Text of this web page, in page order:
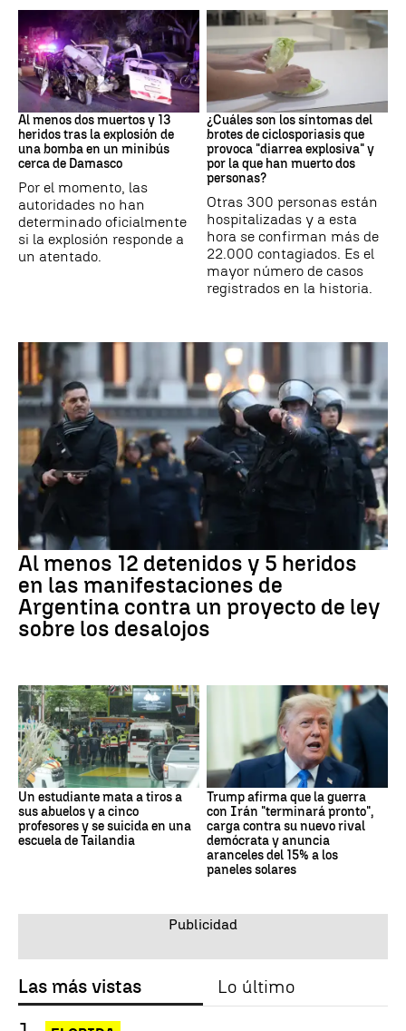
SIRIA
Al menos dos muertos y 13
heridos tras la explosión de
una bomba en un minibús
cerca de Damasco
Por el momento, las
autoridades no han
determinado oficialmente
si la explosión responde a
un atentado.
Brote
¿Cuáles son los síntomas del
brotes de ciclosporiasis que
provoca "diarrea explosiva" y
por la que han muerto dos
personas?
Otras 300 personas están
hospitalizadas y a esta
hora se confirman más de
22.000 contagiados. Es el
mayor número de casos
registrados en la historia.
Al menos 12 detenidos y 5 heridos
en las manifestaciones de
Argentina contra un proyecto de ley
sobre los desalojos
Un estudiante mata a tiros a
sus abuelos y a cinco
profesores y se suicida en una
escuela de Tailandia
Trump afirma que la guerra
con Irán "terminará pronto",
carga contra su nuevo rival
demócrata y anuncia
aranceles del 15% a los
paneles solares
Las más vistas Lo último